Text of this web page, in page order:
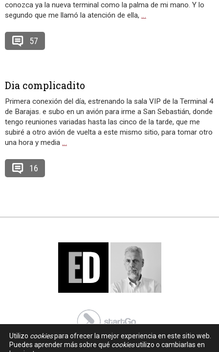
conozca ya la nueva terminal como la palma de mi mano. Y lo
segundo que me llamó la atención de ella, …
57
Dia complicadito
Primera conexión del día, estrenando la sala VIP de la Terminal 4
de Barajas. e subo en un avión para irme a San Sebastián, donde
tengo reuniones variadas hasta las cinco de la tarde, que me
subiré a otro avión de vuelta a este mismo sitio, para tomar otro
una hora y media …
16
Utilizo cookiespara ofrecer la mejor experiencia en este sitio web.
Puedes aprender más sobre qué cookiesutilizo o cambiarlas en